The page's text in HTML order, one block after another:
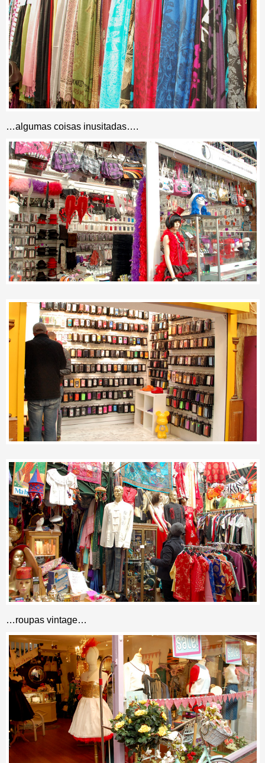
…algumas coisas inusitadas….
…roupas vintage…